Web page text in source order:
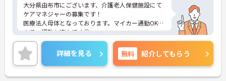
大分県由布市にございます、介護老人保健施設にて
ケアマネジャーの募集です！
医療法人母体となっております。マイカー通勤OKな
ので、通勤も楽々です◎
ご興味のある方は、マイナビ介護職までお問い合わ
せください。詳細を見る 無料 紹介してもらう